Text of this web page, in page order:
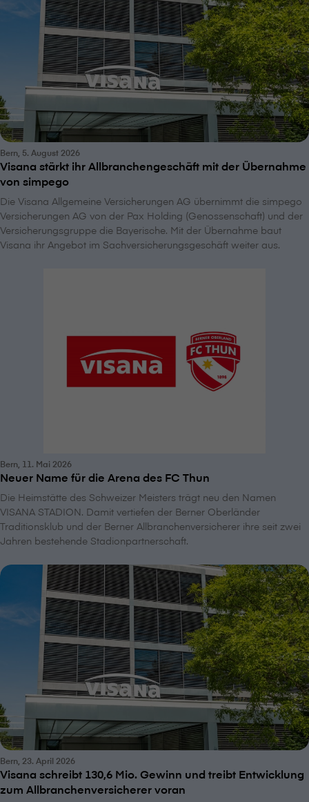
Bern, 5. August 2026
V⁠i⁠s⁠a⁠n⁠a stärkt ihr Allbranchengeschäft mit der Übernahme
von simpego
Die V⁠i⁠s⁠a⁠n⁠a Allgemeine Versicherungen AG übernimmt die simpego
Versicherungen AG von der Pax Holding (Genossenschaft) und der
Versicherungsgruppe die Bayerische. Mit der Übernahme baut
V⁠i⁠s⁠a⁠n⁠a ihr Angebot im Sachversicherungsgeschäft weiter aus.
Bern, 11. Mai 2026
Neuer Name für die Arena des FC Thun
Die Heimstätte des Schweizer Meisters trägt neu den Namen
VISANA STADION. Damit vertiefen der Berner Oberländer
Traditionsklub und der Berner Allbranchenversicherer ihre seit zwei
Jahren bestehende Stadionpartnerschaft.
Bern, 23. April 2026
V⁠i⁠s⁠a⁠n⁠a schreibt 130,6 Mio. Gewinn und treibt Entwicklung
zum Allbranchenversicherer voran